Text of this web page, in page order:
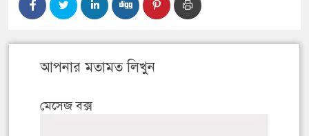
আপনার মতামত লিখুন
মেসেজ বক্স